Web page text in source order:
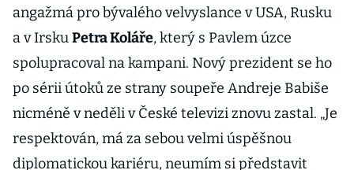
angažmá pro bývalého velvyslance v USA, Rusku
a v IrskuPetra Koláře, který s Pavlem úzce
spolupracoval na kampani. Nový prezident se ho
po sérii útoků ze strany soupeře Andreje Babiše
nicméně v neděli v České televizi znovu zastal. „Je
respektován, má za sebou velmi úspěšnou
diplomatickou kariéru, neumím si představit